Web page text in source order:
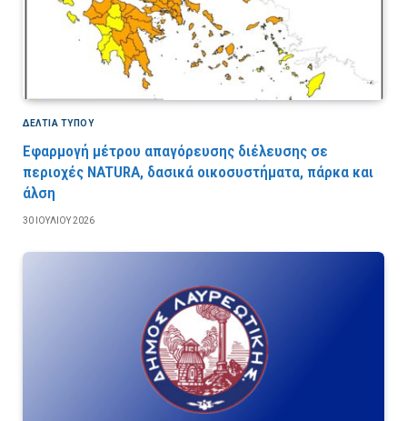
ΔΕΛΤΙΑ ΤΥΠΟΥ
Εφαρμογή μέτρου απαγόρευσης διέλευσης σε
περιοχές NATURA, δασικά οικοσυστήματα, πάρκα και
άλση
30 ΙΟΥΛΊΟΥ 2026